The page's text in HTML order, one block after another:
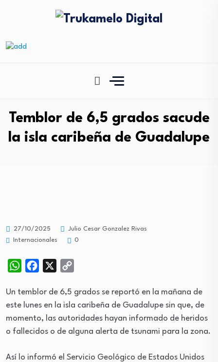
Temblor de 6,5 grados sacude
la isla caribeña de Guadalupe
27/10/2025
Julio Cesar Gonzalez Rivas
Internacionales
0
WhatsAppFacebook
Un temblor de 6,5 grados se reportó en la mañana de
este lunes en la isla caribeña de Guadalupe sin que, de
momento, las autoridades hayan informado de heridos
o fallecidos o de alguna alerta de tsunami para la zona.
Así lo informó el Servicio Geológico de Estados Unidos